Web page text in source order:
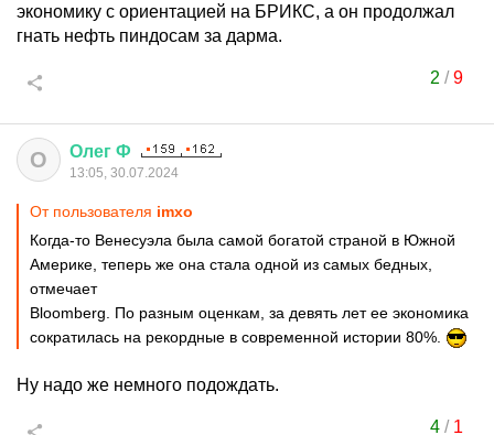
экономику с ориентацией на БРИКС, а он продолжал
гнать нефть пиндосам за дарма.
2 /9
О Олег Ф
13:05, 30.07.2024
От пользователя imxo
Когда-то Венесуэла была самой богатой страной в Южной
Америке, теперь же она стала одной из самых бедных,
отмечает
Bloomberg. По разным оценкам, за девять лет ее экономика
сократилась на рекордные в современной истории 80%.
Ну надо же немного подождать.
4/ 1